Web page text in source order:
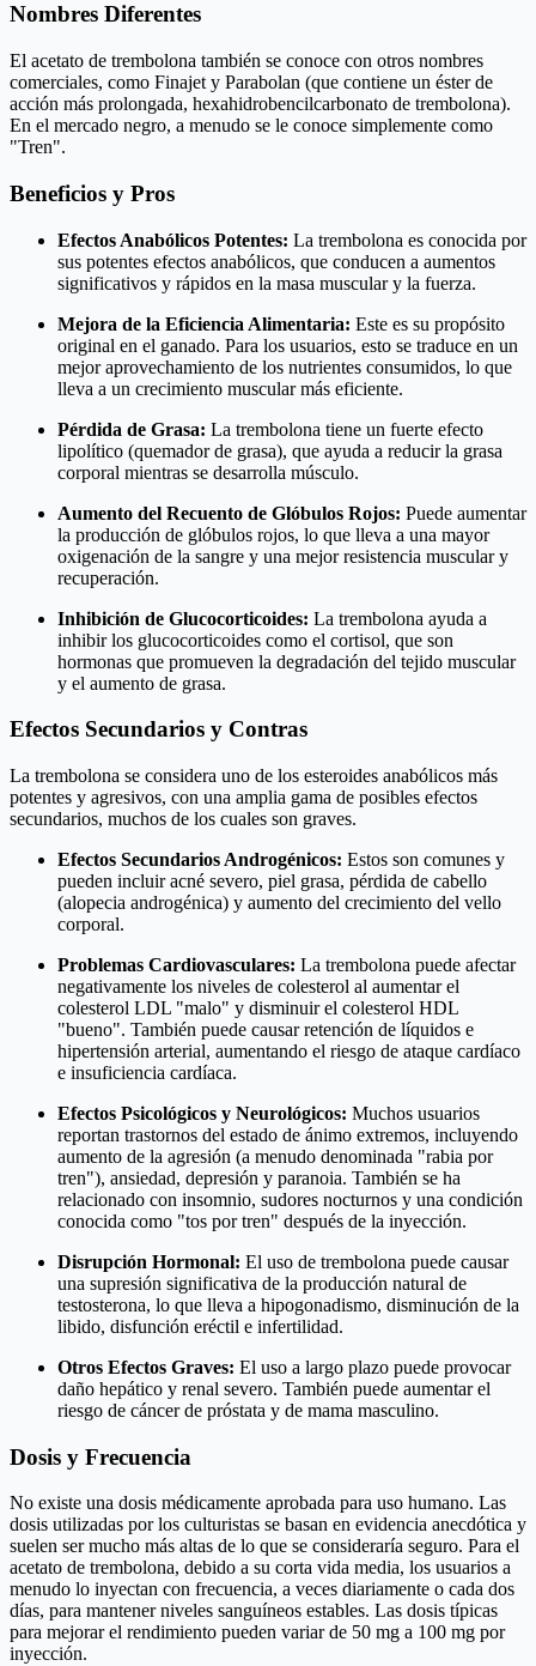
Nombres Diferentes
El acetato de trembolona también se conoce con otros nombres
comerciales, como Finajet y Parabolan (que contiene un éster de
acción más prolongada, hexahidrobencilcarbonato de trembolona).
En el mercado negro, a menudo se le conoce simplemente como
"Tren".
Beneficios y Pros
Efectos Anabólicos Potentes: La trembolona es conocida por
sus potentes efectos anabólicos, que conducen a aumentos
significativos y rápidos en la masa muscular y la fuerza.
Mejora de la Eficiencia Alimentaria: Este es su propósito
original en el ganado. Para los usuarios, esto se traduce en un
mejor aprovechamiento de los nutrientes consumidos, lo que
lleva a un crecimiento muscular más eficiente.
Pérdida de Grasa: La trembolona tiene un fuerte efecto
lipolítico (quemador de grasa), que ayuda a reducir la grasa
corporal mientras se desarrolla músculo.
Aumento del Recuento de Glóbulos Rojos: Puede aumentar
la producción de glóbulos rojos, lo que lleva a una mayor
oxigenación de la sangre y una mejor resistencia muscular y
recuperación.
Inhibición de Glucocorticoides: La trembolona ayuda a
inhibir los glucocorticoides como el cortisol, que son
hormonas que promueven la degradación del tejido muscular
y el aumento de grasa.
Efectos Secundarios y Contras
La trembolona se considera uno de los esteroides anabólicos más
potentes y agresivos, con una amplia gama de posibles efectos
secundarios, muchos de los cuales son graves.
Efectos Secundarios Androgénicos: Estos son comunes y
pueden incluir acné severo, piel grasa, pérdida de cabello
(alopecia androgénica) y aumento del crecimiento del vello
corporal.
Problemas Cardiovasculares: La trembolona puede afectar
negativamente los niveles de colesterol al aumentar el
colesterol LDL "malo" y disminuir el colesterol HDL
"bueno". También puede causar retención de líquidos e
hipertensión arterial, aumentando el riesgo de ataque cardíaco
e insuficiencia cardíaca.
Efectos Psicológicos y Neurológicos: Muchos usuarios
reportan trastornos del estado de ánimo extremos, incluyendo
aumento de la agresión (a menudo denominada "rabia por
tren"), ansiedad, depresión y paranoia. También se ha
relacionado con insomnio, sudores nocturnos y una condición
conocida como "tos por tren" después de la inyección.
Disrupción Hormonal: El uso de trembolona puede causar
una supresión significativa de la producción natural de
testosterona, lo que lleva a hipogonadismo, disminución de la
libido, disfunción eréctil e infertilidad.
Otros Efectos Graves: El uso a largo plazo puede provocar
daño hepático y renal severo. También puede aumentar el
riesgo de cáncer de próstata y de mama masculino.
Dosis y Frecuencia
No existe una dosis médicamente aprobada para uso humano. Las
dosis utilizadas por los culturistas se basan en evidencia anecdótica y
suelen ser mucho más altas de lo que se consideraría seguro. Para el
acetato de trembolona, debido a su corta vida media, los usuarios a
menudo lo inyectan con frecuencia, a veces diariamente o cada dos
días, para mantener niveles sanguíneos estables. Las dosis típicas
para mejorar el rendimiento pueden variar de 50 mg a 100 mg por
inyección.